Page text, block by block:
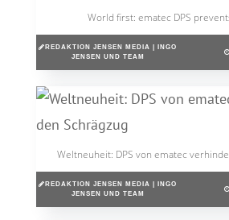
World first: ematec DPS
REDAKTION JENSEN MEDIA | INGO
JENSEN UND TEAM
Weltneuheit: DPS von ematec
REDAKTION JENSEN MEDIA | INGO
JENSEN UND TEAM